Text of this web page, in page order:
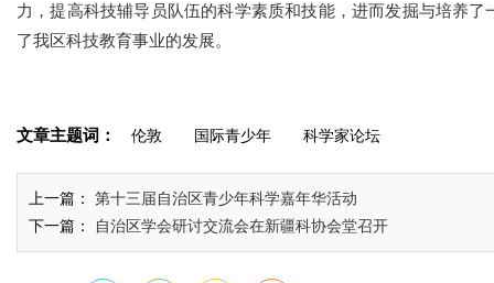
力，提高科技辅导员队伍的科学素质和技能，进而发掘与培养
了我区科技教育事业的发展。
文章主题词： 伦敦 国际青少年 科学家论坛
上一篇：
第十三届自治区青少年科学嘉年华活动
下一篇：
自治区学会研讨交流会在新疆科协会堂召开